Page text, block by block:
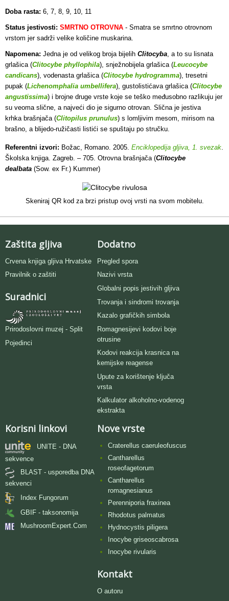
Doba rasta: 6, 7, 8, 9, 10, 11
Status jestivosti: SMRTNO OTROVNA - Smatra se smrtno otrovnom
vrstom jer sadrži velike količine muskarina.
Napomena: Jedna je od velikog broja bijelih Clitocyba, a to su lisnata
grlašica (Clitocybe phyllophila), snježnobijela grlašica (Leucocybe
candicans), vodenasta grlašica (Clitocybe hydrogramma), tresetni
pupak (Lichenomphalia umbellifera), gustolistićava grlašica (Clitocybe
angustissima) i brojne druge vrste koje se teško međusobno razlikuju jer
su veoma slične, a najveći dio je sigurno otrovan. Slična je jestiva
krhka brašnjača (Clitopilus prunulus) s lomljivim mesom, mirisom na
brašno, a blijedo-ružičasti listići se spuštaju po stručku.
Referentni izvori: Božac, Romano. 2005. Enciklopedija gljiva, 1. svezak.
Školska knjiga. Zagreb. – 705. Otrovna brašnjača (Clitocybe
dealbata (Sow. ex Fr.) Kummer)
Skeniraj QR kod za brzi pristup ovoj vrsti na svom mobitelu.
Zaštita gljiva
Crvena knjiga gljiva Hrvatske
Pravilnik o zaštiti
Suradnici
Prirodoslovni muzej - Split
Pojedinci
Dodatno
Pregled spora
Nazivi vrsta
Globalni popis jestivih gljiva
Trovanja i sindromi trovanja
Kazalo grafičkih simbola
Romagnesijevi kodovi boje
otrusine
Kodovi reakcija krasnica na
kemijske reagense
Upute za korištenje ključa
vrsta
Kalkulator alkoholno-vodenog
ekstrakta
Korisni linkovi
UNITE - DNA
sekvence
BLAST - usporedba DNA
sekvenci
Index Fungorum
GBIF - taksonomija
MushroomExpert.Com
Nove vrste
Craterellus caeruleofuscus
Cantharellus
roseofagetorum
Cantharellus
romagnesianus
Perenniporia fraxinea
Rhodotus palmatus
Hydnocystis piligera
Inocybe griseoscabrosa
Inocybe rivularis
Kontakt
O autoru